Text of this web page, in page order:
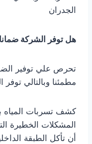
الجدران
هل توفر الشركة
تحرص علي توفير
مطمئنا وبالتالي
كشف تسربات المياه
المشكلات الخطيرة
أن تأكل الطبقة